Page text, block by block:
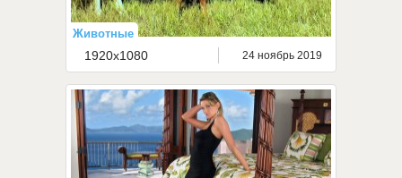
Животные
1920x1080 24 ноябрь 2019